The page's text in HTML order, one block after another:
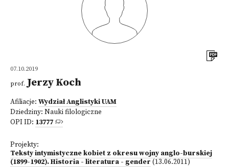
07.10.2019
prof. Jerzy Koch
Afiliacje: Wydział Anglistyki UAM
Dziedziny: Nauki filologiczne
OPI ID: 13777
Projekty:
Teksty intymistyczne kobiet z okresu wojny anglo-burskiej
(1899-1902). Historia - literatura - gender (13.06.2011)